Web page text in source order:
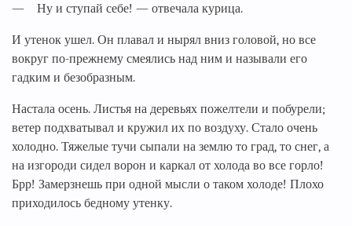
— Ну и ступай себе! — отвечала курица.
И утенок ушел. Он плавал и нырял вниз головой, но все
вокруг по-прежнему смеялись над ним и называли его
гадким и безобразным.
Настала осень. Листья на деревьях пожелтели и побурели;
ветер подхватывал и кружил их по воздуху. Стало очень
холодно. Тяжелые тучи сыпали на землю то град, то снег, а
на изгороди сидел ворон и каркал от холода во все горло!
Брр! Замерзнешь при одной мысли о таком холоде! Плохо
приходилось бедному утенку.